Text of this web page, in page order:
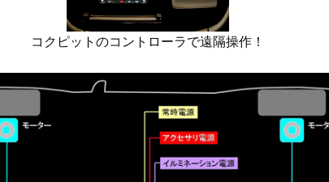
コクピットのコントローラで遠隔操作！